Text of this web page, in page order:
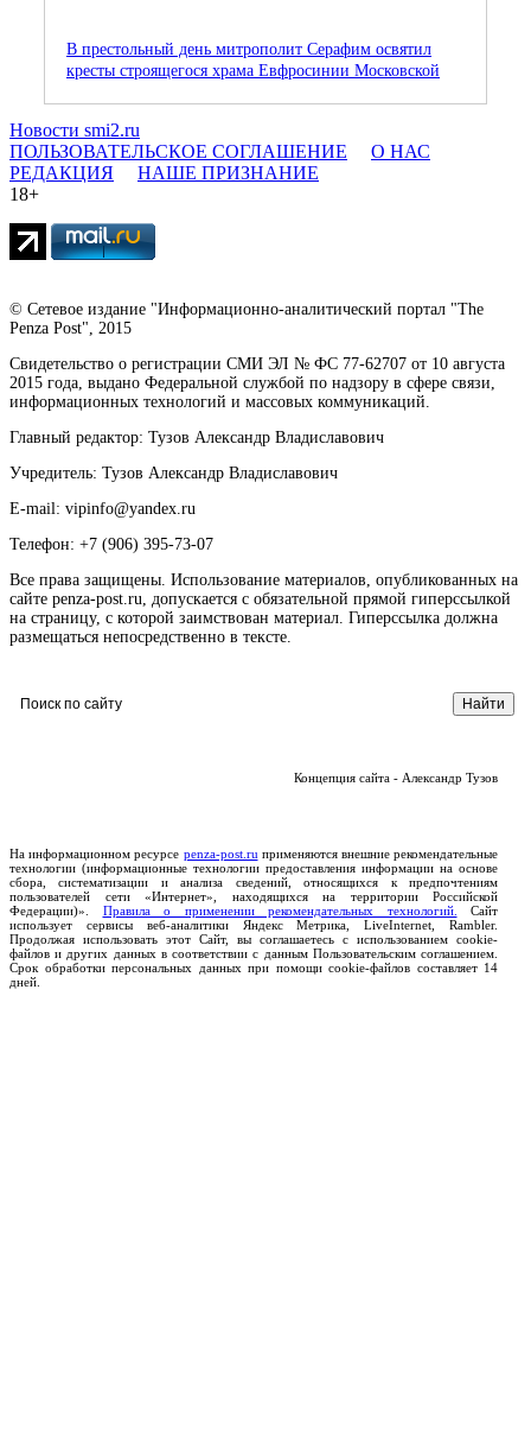
В престольный день митрополит Серафим освятил
кресты строящегося храма Евфросинии Московской
Новости smi2.ru
ПОЛЬЗОВАТЕЛЬСКОЕ СОГЛАШЕНИЕ
О НАС
РЕДАКЦИЯ
НАШЕ ПРИЗНАНИЕ
18+
© Сетевое издание "Информационно-аналитический портал "The
Penza Post", 2015
Свидетельство о регистрации СМИ ЭЛ № ФС 77-62707 от 10 августа
2015 года, выдано Федеральной службой по надзору в сфере связи,
информационных технологий и массовых коммуникаций.
Главный редактор: Тузов Александр Владиславович
Учредитель: Тузов Александр Владиславович
E-mail: vipinfo@yandex.ru
Телефон: +7 (906) 395-73-07
Все права защищены. Использование материалов, опубликованных на
сайте penza-post.ru, допускается с обязательной прямой гиперссылкой
на страницу, с которой заимствован материал. Гиперссылка должна
размещаться непосредственно в тексте.
Концепция сайта - Александр Тузов
На информационном ресурсе penza-post.ru применяются внешние рекомендательные
технологии (информационные технологии предоставления информации на основе
сбора, систематизации и анализа сведений, относящихся к предпочтениям
пользователей сети «Интернет», находящихся на территории Российской
Федерации)». Правила о применении рекомендательных технологий.
Сайт
использует сервисы веб-аналитики Яндекс Метрика, LiveInternet, Rambler.
Продолжая использовать этот Сайт, вы соглашаетесь с использованием cookie-
файлов и других данных в соответствии с данным Пользовательским соглашением.
Срок обработки персональных данных при помощи cookie-файлов составляет 14
дней.